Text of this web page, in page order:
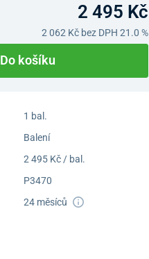
2 495 Kč
2 062 Kčbez DPH 21.0 %
Do košíku
1 bal.
Balení
2 495 Kč / bal.
P3470
24 měsíců